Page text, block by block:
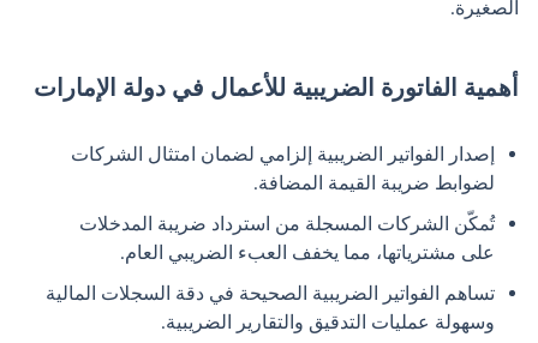
الصغيرة.
أهمية الفاتورة الضريبية للأعمال في دولة الإمارات
إصدار الفواتير الضريبية إلزامي لضمان امتثال الشركات
لضوابط ضريبة القيمة المضافة.
تُمكّن الشركات المسجلة من استرداد ضريبة المدخلات
على مشترياتها، مما يخفف العبء الضريبي العام.
تساهم الفواتير الضريبية الصحيحة في دقة السجلات المالية
وسهولة عمليات التدقيق والتقارير الضريبية.